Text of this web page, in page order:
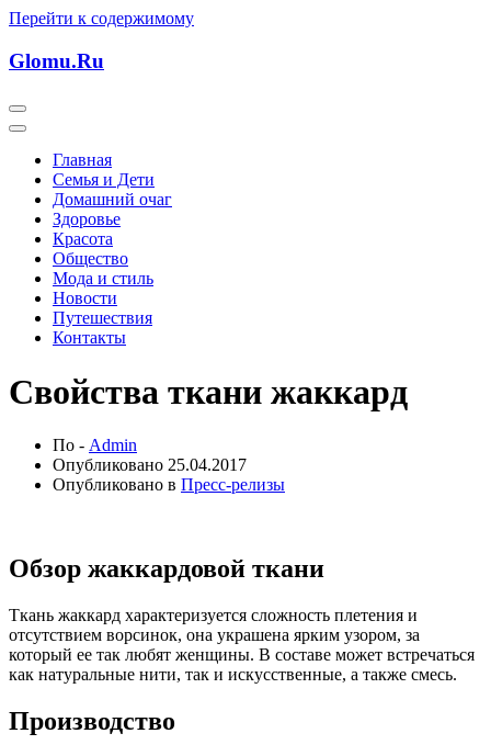
Перейти к содержимому
Glomu.Ru
Главная
Семья и Дети
Домашний очаг
Здоровье
Красота
Общество
Мода и стиль
Новости
Путешествия
Контакты
Свойства ткани жаккард
По - Admin
Опубликовано 25.04.2017
Опубликовано в Пресс-релизы
Обзор жаккардовой ткани
Ткань жаккард характеризуется сложность плетения и
отсутствием ворсинок, она украшена ярким узором, за
который ее так любят женщины. В составе может встречаться
как натуральные нити, так и искусственные, а также смесь.
Производство